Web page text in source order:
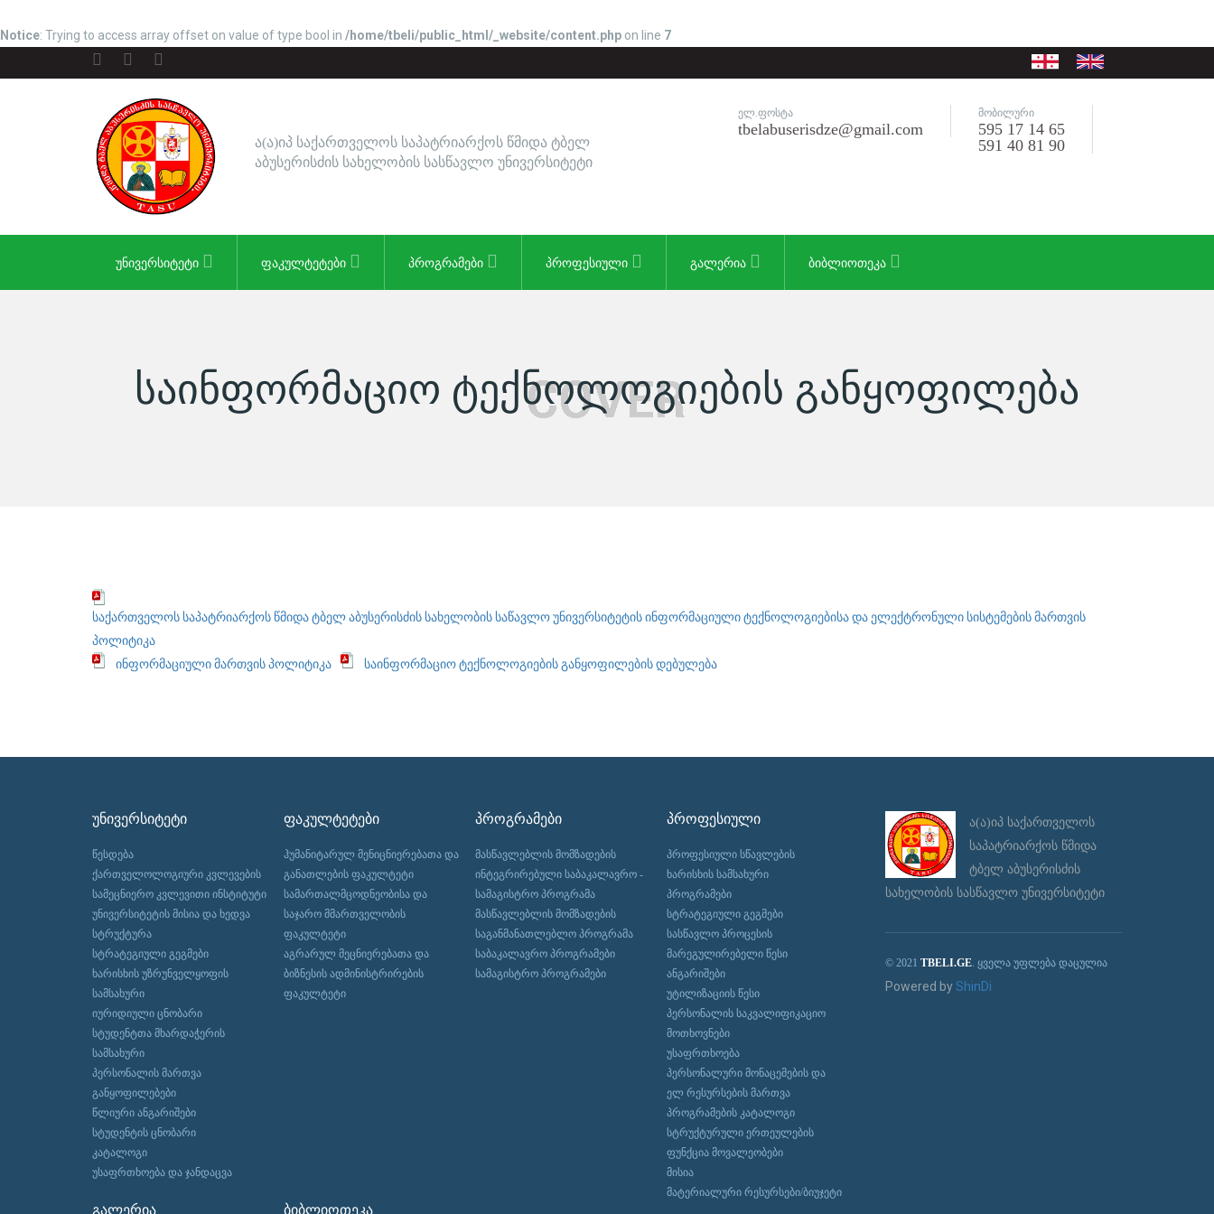
Notice: Trying to access array offset on value of type bool in /home/tbeli/public_html/_website/content.php on line 7
ა(ა)იპ საქართველოს საპატრიარქოს წმიდა ტბელ
აბუსერისძის სახელობის სასწავლო უნივერსიტეტი
ᲔᲚ.ᲤᲝᲡᲢᲐ
tbelabuserisdze@gmail.com
ᲛᲝᲑᲘᲚᲣᲠᲘ
595 17 14 65
591 40 81 90
ᲣᲜᲘᲕᲔᲠᲡᲘᲢᲔᲢᲘ ᲤᲐᲙᲣᲚᲢᲔᲢᲔᲑᲘ ᲞᲠᲝᲒᲠᲐᲛᲔᲑᲘ ᲞᲠᲝᲤᲔᲡᲘᲣᲚᲘ ᲒᲐᲚᲔᲠᲘᲐ ᲑᲘᲑᲚᲘᲝᲗᲔᲙᲐ
ᲡᲐᲘᲜᲤᲝᲠᲛᲐᲪᲘᲝ ᲢᲔᲥᲜᲝᲚᲝᲒᲘᲔᲑᲘᲡ ᲒᲐᲜᲧᲝᲤᲘᲚᲔᲑᲐ
საქართველოს საპატრიარქოს წმიდა ტბელ აბუსერისძის სახელობის საწავლო უნივერსიტეტის ინფორმაციული ტექნოლოგიებისა და ელექტრონული სისტემების მართვის
პოლიტიკა
ინფორმაციული მართვის პოლიტიკა
საინფორმაციო ტექნოლოგიების განყოფილების დებულება
ᲣᲜᲘᲕᲔᲠᲡᲘᲢᲔᲢᲘ
წესდება
ქართველოლოგიური კვლევების
სამეცნიერო კვლევითი ინსტიტუტი
უნივერსიტეტის მისია და ხედვა
სტრუქტურა
სტრატეგიული გეგმები
ხარისხის უზრუნველყოფის
სამსახური
იურიდიული ცნობარი
სტუდენტთა მხარდაჭერის
სამსახური
პერსონალის მართვა
განყოფილებები
წლიური ანგარიშები
სტუდენტის ცნობარი
კატალოგი
უსაფრთხოება და ჯანდაცვა
ᲤᲐᲙᲣᲚᲢᲔᲢᲔᲑᲘ
ჰუმანიტარულ მენიცნიერებათა და
განათლების ფაკულტეტი
სამართალმცოდნეობისა და
საჯარო მმართველობის
ფაკულტეტი
აგრარულ მეცნიერებათა და
ბიზნესის ადმინისტრირების
ფაკულტეტი
ᲞᲠᲝᲒᲠᲐᲛᲔᲑᲘ
მასწავლებლის მომზადების
ინტეგრირებული საბაკალავრო -
სამაგისტრო პროგრამა
მასწავლებლის მომზადების
საგანმანათლებლო პროგრამა
საბაკალავრო პროგრამები
სამაგისტრო პროგრამები
ᲞᲠᲝᲤᲔᲡᲘᲣᲚᲘ
პროფესიული სწავლების
ხარისხის სამსახური
პროგრამები
სტრატეგიული გეგმები
სასწავლო პროცესის
მარეგულირებელი წესი
ანგარიშები
უტილიზაციის წესი
პერსონალის საკვალიფიკაციო
მოთხოვნები
უსაფრთხოება
პერსონალური მონაცემების და
ელ რესურსების მართვა
პროგრამების კატალოგი
სტრუქტურული ერთეულების
ფუნქცია მოვალეობები
მისია
მატერიალური რესურსები/ბიუჯეტი
ᲒᲐᲚᲔᲠᲘᲐ ᲑᲘᲑᲚᲘᲝᲗᲔᲙᲐ
ა(ა)იპ საქართველოს
საპატრიარქოს წმიდა
ტბელ აბუსერისძის
სახელობის სასწავლო უნივერსიტეტი
© 2021 TBELI.GE. ყველა უფლება დაცულია
Powered byShinDi